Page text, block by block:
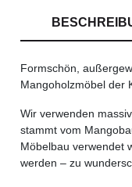
Formschön,
Mangoholzmöbel der
Wir verwenden
stammt vom
Möbelbau verwendet
werden – zu